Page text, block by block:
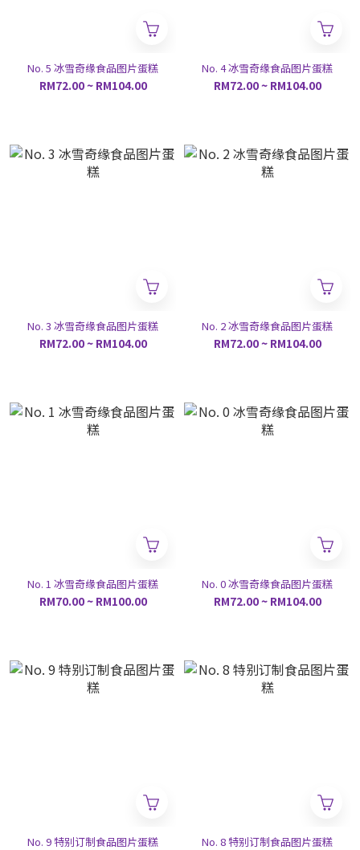
No. 5 冰雪奇缘食品图片蛋糕
RM72.00 ~ RM104.00
No. 4 冰雪奇缘食品图片蛋糕
RM72.00 ~ RM104.00
No. 3 冰雪奇缘食品图片蛋糕
RM72.00 ~ RM104.00
No. 2 冰雪奇缘食品图片蛋糕
RM72.00 ~ RM104.00
No. 1 冰雪奇缘食品图片蛋糕
RM70.00 ~ RM100.00
No. 0 冰雪奇缘食品图片蛋糕
RM72.00 ~ RM104.00
No. 9 特别订制食品图片蛋糕 No. 8 特别订制食品图片蛋糕